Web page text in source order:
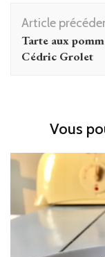
Navigation
d'article
Article
Tarte aux
Cédric Grolet
Vous